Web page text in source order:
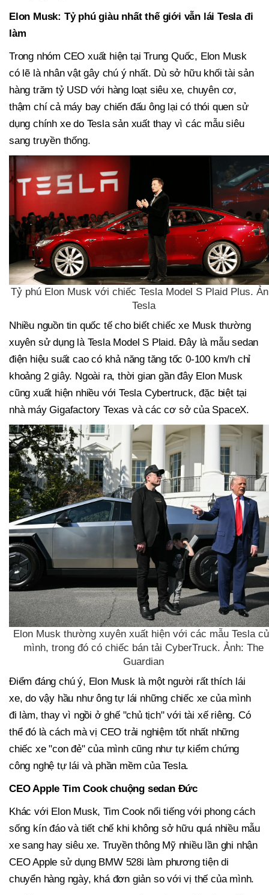
Elon Musk: Tỷ phú giàu nhất thế giới vẫn lái Tesla đi
làm
Trong nhóm CEO xuất hiện tại Trung Quốc, Elon Musk
có lẽ là nhân vật gây chú ý nhất. Dù sở hữu khối tài sản
hàng trăm tỷ USD với hàng loạt siêu xe, chuyên cơ,
thậm chí cả máy bay chiến đấu ông lại có thói quen sử
dụng chính xe do Tesla sản xuất thay vì các mẫu siêu
sang truyền thống.
Tỷ phú Elon Musk với chiếc Tesla Model S Plaid Plus.
Tesla
Nhiều nguồn tin quốc tế cho biết chiếc xe Musk thường
xuyên sử dụng là Tesla Model S Plaid. Đây là mẫu sedan
điện hiệu suất cao có khả năng tăng tốc 0-100 km/h chỉ
khoảng 2 giây. Ngoài ra, thời gian gần đây Elon Musk
cũng xuất hiện nhiều với Tesla Cybertruck, đặc biệt tại
nhà máy Gigafactory Texas và các cơ sở của SpaceX.
Elon Musk thường xuyên xuất hiện với các mẫu Tesla
mình, trong đó có chiếc bán tải CyberTruck. Ảnh: The
Guardian
Điểm đáng chú ý, Elon Musk là một người rất thích lái
xe, do vậy hầu như ông tự lái những chiếc xe của mình
đi làm, thay vì ngồi ở ghế "chủ tịch" với tài xế riêng. Có
thể đó là cách mà vị CEO trải nghiệm tốt nhất những
chiếc xe "con đẻ" của mình cũng như tự kiểm chứng
công nghệ tự lái và phần mềm của Tesla.
CEO Apple Tim Cook chuộng sedan Đức
Khác với Elon Musk, Tim Cook nổi tiếng với phong cách
sống kín đáo và tiết chế khi không sở hữu quá nhiều mẫu
xe sang hay siêu xe. Truyền thông Mỹ nhiều lần ghi nhận
CEO Apple sử dụng BMW 528i làm phương tiện di
chuyển hàng ngày, khá đơn giản so với vị thế của mình.